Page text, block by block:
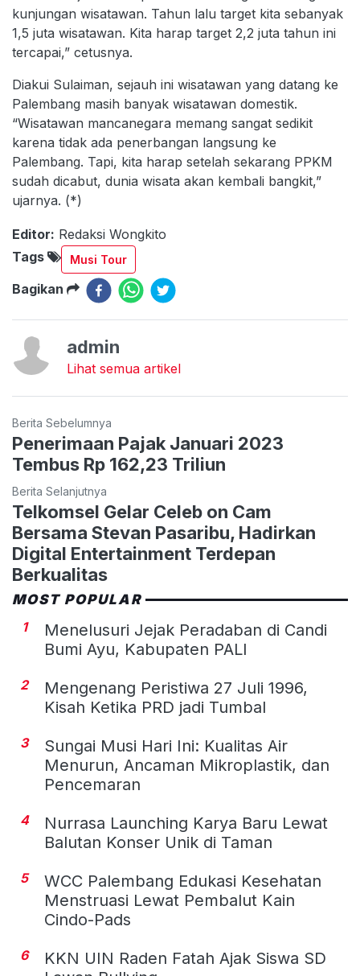
kunjungan wisatawan. Tahun lalu target kita sebanyak
1,5 juta wisatawan. Kita harap target 2,2 juta tahun ini
tercapai,” cetusnya.
Diakui Sulaiman, sejauh ini wisatawan yang datang ke
Palembang masih banyak wisatawan domestik.
“Wisatawan mancanegara memang sangat sedikit
karena tidak ada penerbangan langsung ke
Palembang. Tapi, kita harap setelah sekarang PPKM
sudah dicabut, dunia wisata akan kembali bangkit,”
ujarnya. (*)
Editor: Redaksi Wongkito
Tags
Musi Tour
Bagikan
admin
Lihat semua artikel
Berita Sebelumnya
Penerimaan Pajak Januari 2023
Tembus Rp 162,23 Triliun
Berita Selanjutnya
Telkomsel Gelar Celeb on Cam
Bersama Stevan Pasaribu, Hadirkan
Digital Entertainment Terdepan
Berkualitas
MOST POPULAR
1
Menelusuri Jejak Peradaban di Candi
Bumi Ayu, Kabupaten PALI
2
Mengenang Peristiwa 27 Juli 1996,
Kisah Ketika PRD jadi Tumbal
3
Sungai Musi Hari Ini: Kualitas Air
Menurun, Ancaman Mikroplastik, dan
Pencemaran
4
Nurrasa Launching Karya Baru Lewat
Balutan Konser Unik di Taman
5
WCC Palembang Edukasi Kesehatan
Menstruasi Lewat Pembalut Kain
Cindo-Pads
6
KKN UIN Raden Fatah Ajak Siswa SD